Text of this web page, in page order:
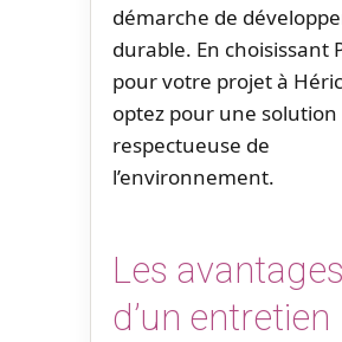
démarche de
durable. En choisissant
pour votre projet à
optez pour une solution
respectueuse de
l’environnement.
Les avantages
d’un entretien